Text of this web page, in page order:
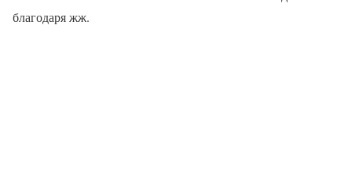
благодаря жж.